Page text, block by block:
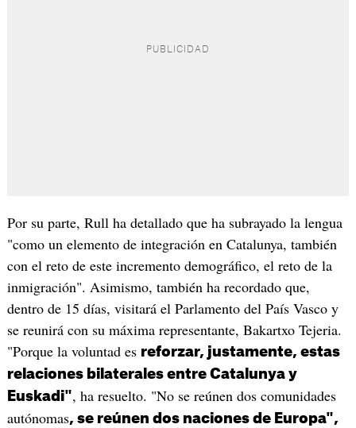
Por su parte, Rull ha detallado que ha subrayado la lengua
"como un elemento de integración en Catalunya, también
con el reto de este incremento demográfico, el reto de la
inmigración". Asimismo, también ha recordado que,
dentro de 15 días, visitará el Parlamento del País Vasco y
se reunirá con su máxima representante, Bakartxo Tejeria.
"Porque la voluntad es reforzar, justamente, estas
relaciones bilaterales entre Catalunya y
Euskadi", ha resuelto. "No se reúnen dos comunidades
autónomas, se reúnen dos naciones de Europa",